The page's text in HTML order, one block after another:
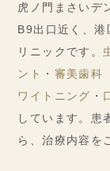
虎ノ門まさいデ
B9出口近く、港
リニックです。
ント
・ 審美歯科
ワイトニング ・
しています。患
ら、治療内容を